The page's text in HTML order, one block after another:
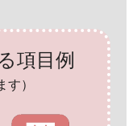
項目例
す）